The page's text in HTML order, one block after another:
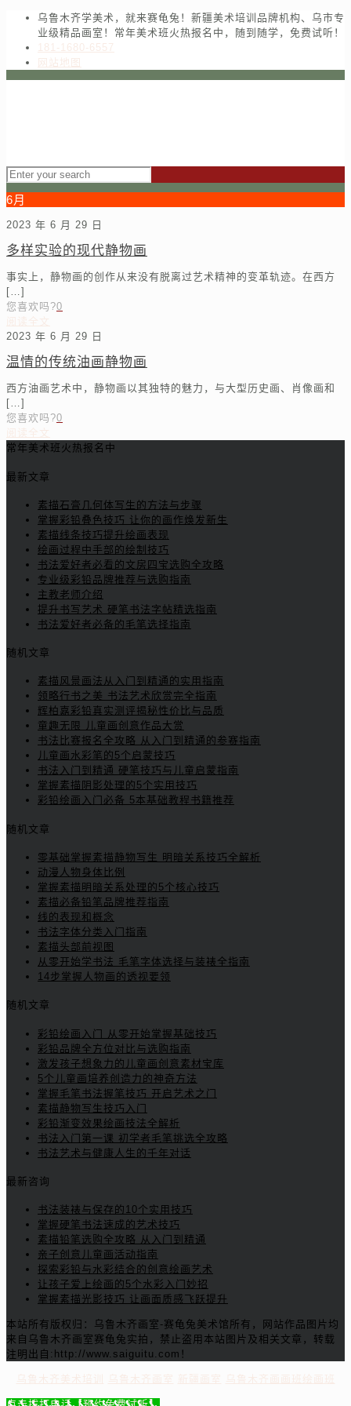
乌鲁木齐学美术，就来赛龟兔！新疆美术培训品牌机构、乌市专
业级精品画室！常年美术班火热报名中，随到随学，免费试听！
181-1680-6557
网站地图
6月
2023 年 6 月 29 日
多样实验的现代静物画
事实上，静物画的创作从来没有脱离过艺术精神的变革轨迹。在西方
[…]
您喜欢吗?0
阅读全文
2023 年 6 月 29 日
温情的传统油画静物画
西方油画艺术中，静物画以其独特的魅力，与大型历史画、肖像画和
[…]
您喜欢吗?0
阅读全文
常年美术班火热报名中
最新文章
素描石膏几何体写生的方法与步骤
掌握彩铅叠色技巧 让你的画作焕发新生
素描线条技巧提升绘画表现
绘画过程中手部的绘制技巧
书法爱好者必看的文房四宝选购全攻略
专业级彩铅品牌推荐与选购指南
主教老师介绍
提升书写艺术 硬笔书法字帖精选指南
书法爱好者必备的毛笔选择指南
随机文章
素描风景画法从入门到精通的实用指南
领略行书之美 书法艺术欣赏完全指南
辉柏嘉彩铅真实测评揭秘性价比与品质
童趣无限 儿童画创意作品大赏
书法比赛报名全攻略 从入门到精通的参赛指南
儿童画水彩笔的5个启蒙技巧
书法入门到精通 硬笔技巧与儿童启蒙指南
掌握素描阴影处理的5个实用技巧
彩铅绘画入门必备 5本基础教程书籍推荐
随机文章
零基础掌握素描静物写生 明暗关系技巧全解析
动漫人物身体比例
掌握素描明暗关系处理的5个核心技巧
素描必备铅笔品牌推荐指南
线的表现和概念
书法字体分类入门指南
素描头部前视图
从零开始学书法 毛笔字体选择与装裱全指南
14步掌握人物画的透视要领
随机文章
彩铅绘画入门 从零开始掌握基础技巧
彩铅品牌全方位对比与选购指南
激发孩子想象力的儿童画创意素材宝库
5个儿童画培养创造力的神奇方法
掌握毛笔书法握笔技巧 开启艺术之门
素描静物写生技巧入门
彩铅渐变效果绘画技法全解析
书法入门第一课 初学者毛笔挑选全攻略
书法艺术与健康人生的千年对话
最新咨询
书法装裱与保存的10个实用技巧
掌握硬笔书法速成的艺术技巧
素描铅笔选购全攻略 从入门到精通
亲子创意儿童画活动指南
探索彩铅与水彩结合的创意绘画艺术
让孩子爱上绘画的5个水彩入门妙招
掌握素描光影技巧 让画面质感飞跃提升
本站所有版权归：乌鲁木齐画室-赛龟兔美术馆所有，网站作品图片均
来自乌鲁木齐画室赛龟兔实拍，禁止盗用本站图片及相关文章，转载
注明出自:http://www.saiguitu.com！
乌鲁木齐美术培训 乌鲁木齐画室 新疆画室 乌鲁木齐画画班绘画班